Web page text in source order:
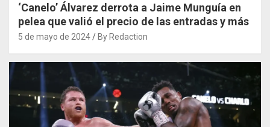
‘Canelo’ Álvarez derrota a Jaime Munguía en
pelea que valió el precio de las entradas y más
5 de mayo de 2024 By Redaction